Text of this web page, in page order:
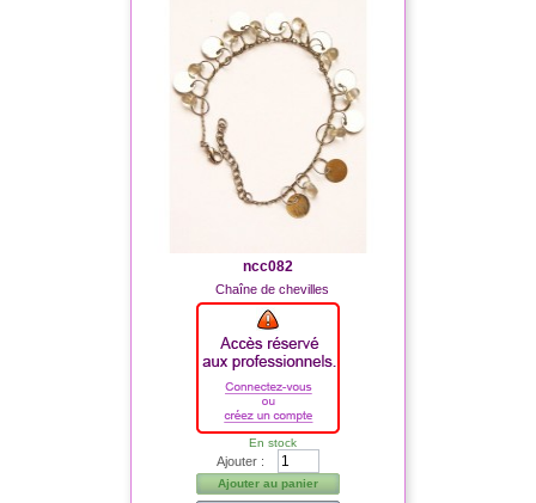
ncc082
Chaîne de chevilles
En stock
Ajouter :
Ajouter au panier